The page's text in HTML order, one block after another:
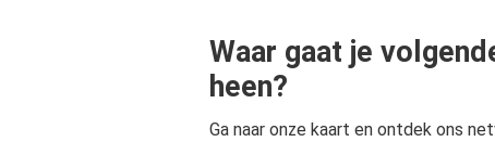
Waar gaat je
heen?
Ga naar onze kaart en ontdek ons